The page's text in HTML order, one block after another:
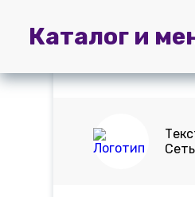
штор
Каталог и